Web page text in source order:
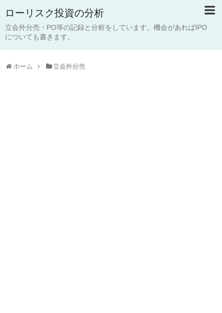
ローリスク投資の分析
立会外分売・PO等の記録と分析をしています。機会があればIPO
についても書きます。
ホーム 立会外分売